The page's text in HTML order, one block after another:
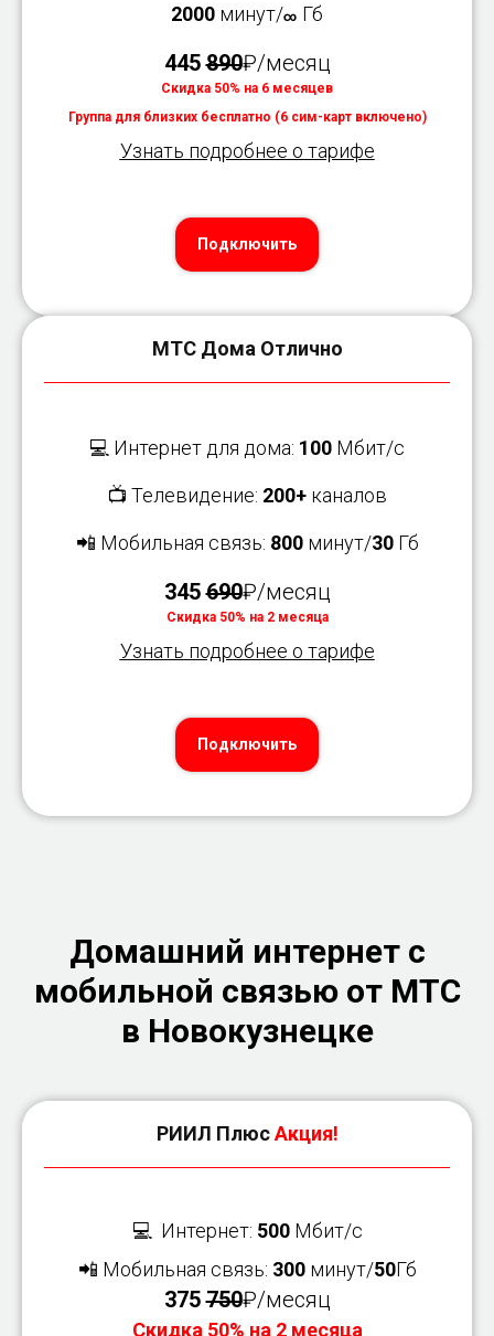
2000 минут/∞ Гб
445890₽/месяц
Скидка 50% на 6 месяцев
Группа для близких бесплатно (6 сим-карт включено)
Узнать подробнее о тарифе
Подключить
МТС Дома Отлично
💻 Интернет для дома: 100 Мбит/с
📺 Телевидение: 200+ каналов
📲 Мобильная связь: 800минут/30Гб
345690₽/месяц
Скидка 50% на 2 месяца
Узнать подробнее о тарифе
Подключить
Домашний интернет с
мобильной связью от МТС
в Новокузнецке
РИИЛ ПлюсАкция!
💻 Интернет: 500 Мбит/с
📲 Мобильная связь: 300 минут/50Гб
375750₽/месяц
Скидка 50% на 2 месяца